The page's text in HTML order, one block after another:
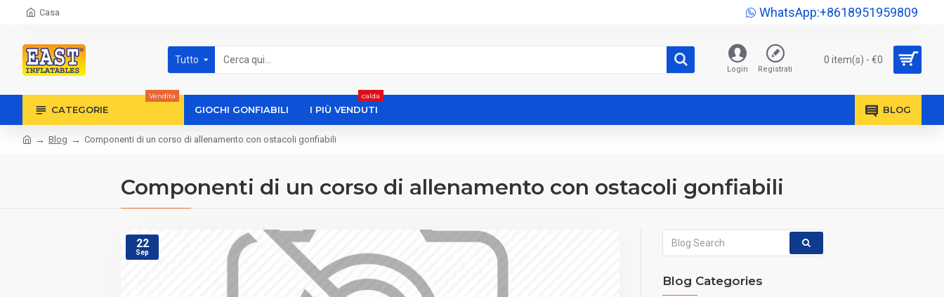
Casa WhatsApp:+8618951959809
Tutto
Login Registrati
0 item(s) - €0
CATEGORIE
Vendita
GIOCHI GONFIABILI I PIÙ VENDUTI
calda
BLOG
Blog Componenti di un corso di allenamento con ostacoli gonfiabili
Componenti di un corso di allenamento con ostacoli gonfiabili
22
Sep
Blog Categories